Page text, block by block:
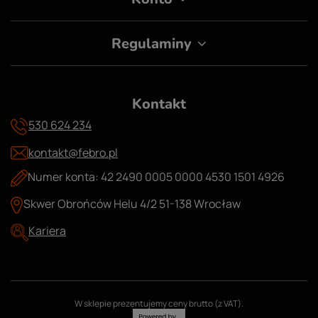
dokładnie pod jeźdźcem w pozycji siedzącej.
Większość pasków konkursowych ma cienkie,
lub wymienić na pasek z mniejszą, płaską klamrą.
Regulaminy
Kontakt
530 624 234
kontakt@febro.pl
Numer konta: 42 2490 0005 0000 4530 1501 4926
Skwer Obrońców Helu 4/2 51-138 Wrocław
Kariera
W sklepie prezentujemy ceny brutto (z VAT).